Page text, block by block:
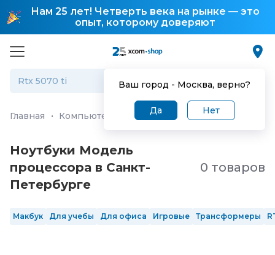
Нам 25 лет! Четверть века на рынке — это
опыт, которому доверяют
Ваш город - Москва, верно?
Да Нет
Главная · Компьютеры и ноутбуки Ноутбуки
Ноутбуки Модель
процессора в Санкт-
Петербургe
0 товаров
Макбук Для учебы Для офиса Игровые Трансформеры